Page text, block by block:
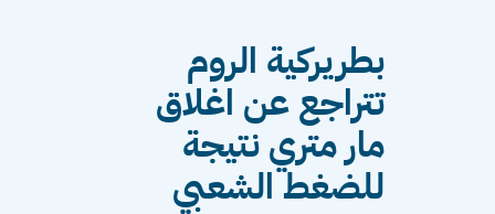
بطريركية الروم
تتراجع عن اغلاق
مار متري نتيجة
للضغط الشعبي